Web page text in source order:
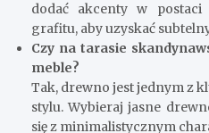
dodać akcenty w postaci
grafitu, aby uzyskać
Czy na tarasie
meble?
Tak, drewno jest jednym z
stylu. Wybieraj jasne
się z minimalistycznym